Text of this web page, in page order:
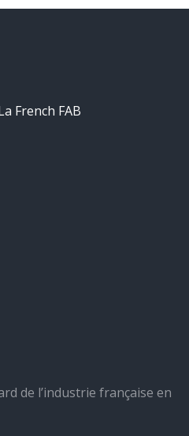
French FAB
de l’industrie française en